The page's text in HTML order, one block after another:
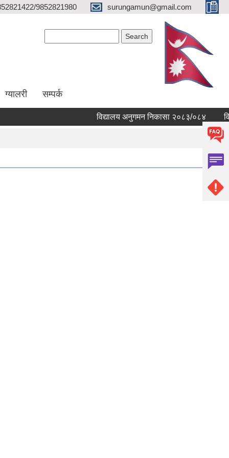
9852821980 surungamun@gmail.com
ग्यालरी सम्पर्क
विद्यालय अनुगमन निकासा २०८३/०८४